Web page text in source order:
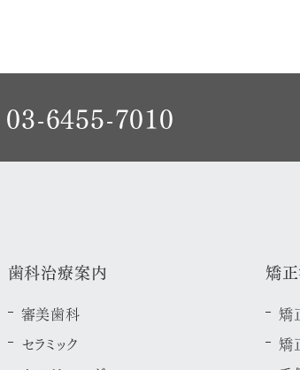
03-6455-7010
歯科治療案内
審美歯科
セラミック
矯
矯
矯